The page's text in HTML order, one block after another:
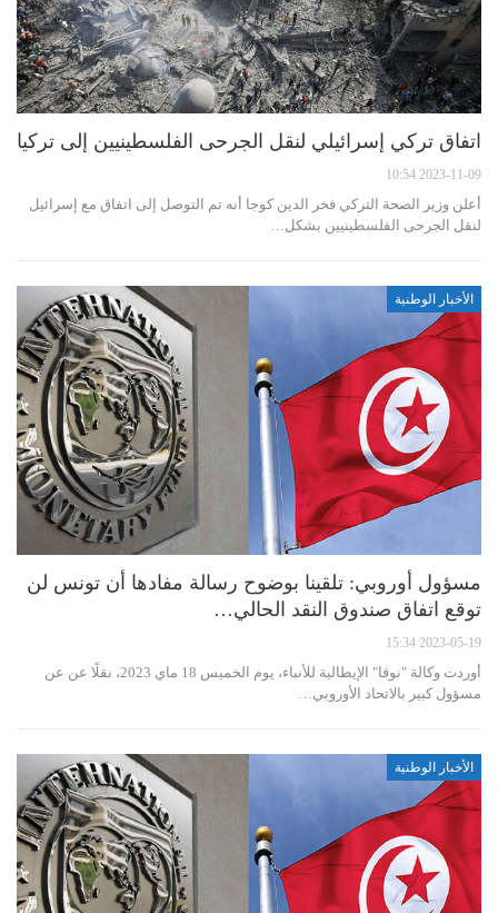
اتفاق تركي إسرائيلي لنقل الجرحى الفلسطينيين إلى تركيا
2023-11-09 10:54
أعلن وزير الصحة التركي فخر الدين كوجا أنه تم التوصل إلى اتفاق مع إسرائيل
لنقل الجرحى الفلسطينيين بشكل…
الأخبار الوطنية
مسؤول أوروبي: تلقينا بوضوح رسالة مفادها أن تونس لن
توقع اتفاق صندوق النقد الحالي…
2023-05-19 15:34
أوردت وكالة "نوفا" الإيطالية للأنباء، يوم الخميس 18 ماي 2023، نقلًا عن عن
مسؤول كبير بالاتحاد الأوروبي…
الأخبار الوطنية